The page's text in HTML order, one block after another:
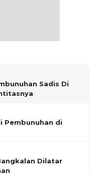
Sadis Di
Pembunuhan di
Dilatar